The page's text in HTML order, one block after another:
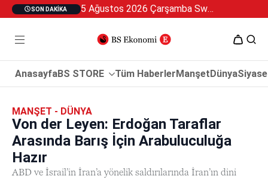
SON DAKIKA 5 Ağustos 2026 Çarşamba Swan Özel 2
AnasayfaBS STORE Tüm HaberlerManşetDünya
MANŞET - DÜNYA
Von der Leyen: Erdoğan Taraflar
Arasında Barış İçin Arabuluculuğa
Hazır
ABD ve İsrail’in İran’a yönelik saldırılarında İran’ın dini